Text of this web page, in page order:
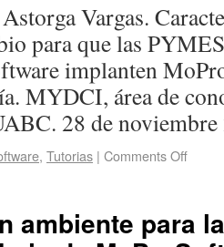
Vargas.
para que las
implanten
MYDCI, área de
28 de noviembre
, Tutorias | Comments Off
ambiente para